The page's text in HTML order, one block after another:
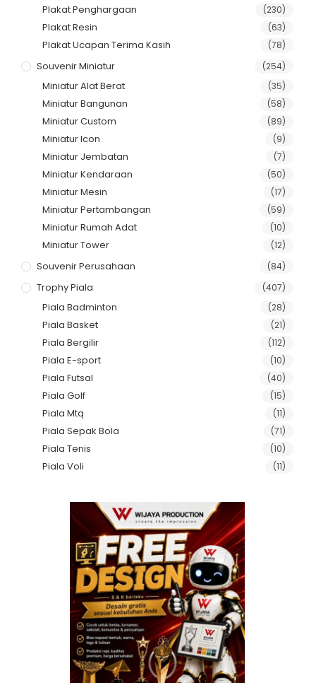
Plakat Penghargaan (230)
Plakat Resin (63)
Plakat Ucapan Terima Kasih (78)
Souvenir Miniatur (254)
Miniatur Alat Berat (35)
Miniatur Bangunan (58)
Miniatur Custom (89)
Miniatur Icon (9)
Miniatur Jembatan (7)
Miniatur Kendaraan (50)
Miniatur Mesin (17)
Miniatur Pertambangan (59)
Miniatur Rumah Adat (10)
Miniatur Tower (12)
Souvenir Perusahaan (84)
Trophy Piala (407)
Piala Badminton (28)
Piala Basket (21)
Piala Bergilir (112)
Piala E-sport (10)
Piala Futsal (40)
Piala Golf (15)
Piala Mtq (11)
Piala Sepak Bola (71)
Piala Tenis (10)
Piala Voli (11)